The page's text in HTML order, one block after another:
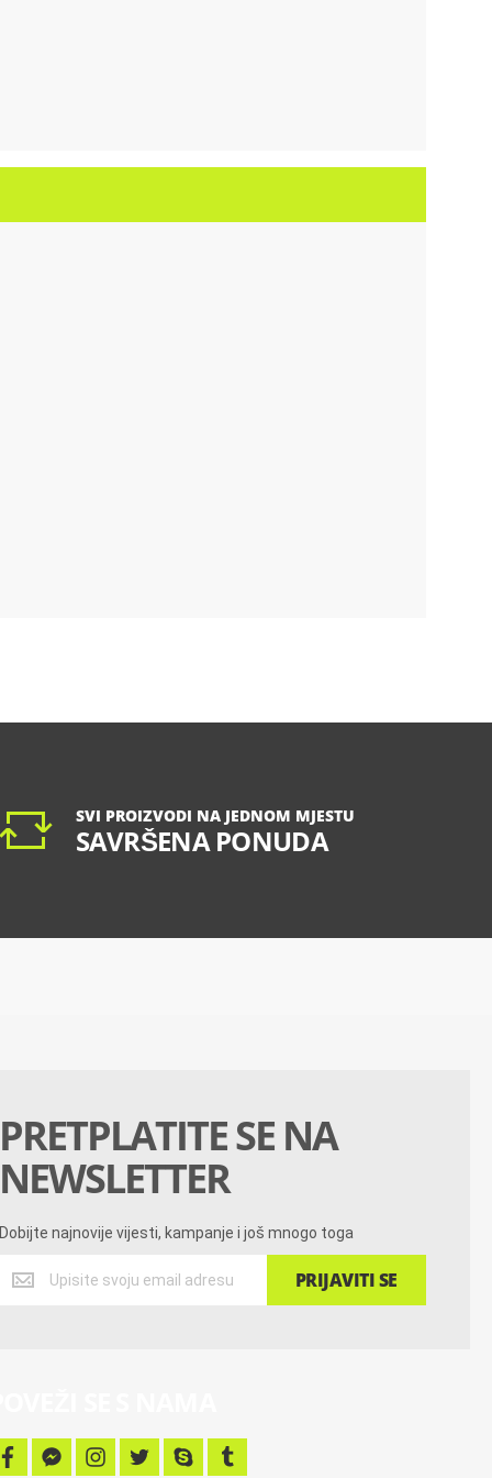
SVI PROIZVODI NA JEDNOM MJESTU
SAVRŠENA PONUDA
PRETPLATITE SE NA
NEWSLETTER
Dobijte najnovije vijesti, kampanje i još mnogo toga
najnovije
PRIJAVITI SE
f f i t s t